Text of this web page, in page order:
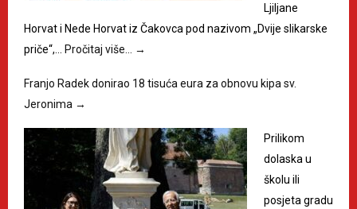
Ljiljane
Horvat i Nede Horvat iz Čakovca pod nazivom „Dvije slikarske
priče“,…
Pročitaj više… →
Franjo Radek donirao 18 tisuća eura za obnovu kipa sv.
Jeronima →
Prilikom
dolaska u
školu ili
posjeta gradu